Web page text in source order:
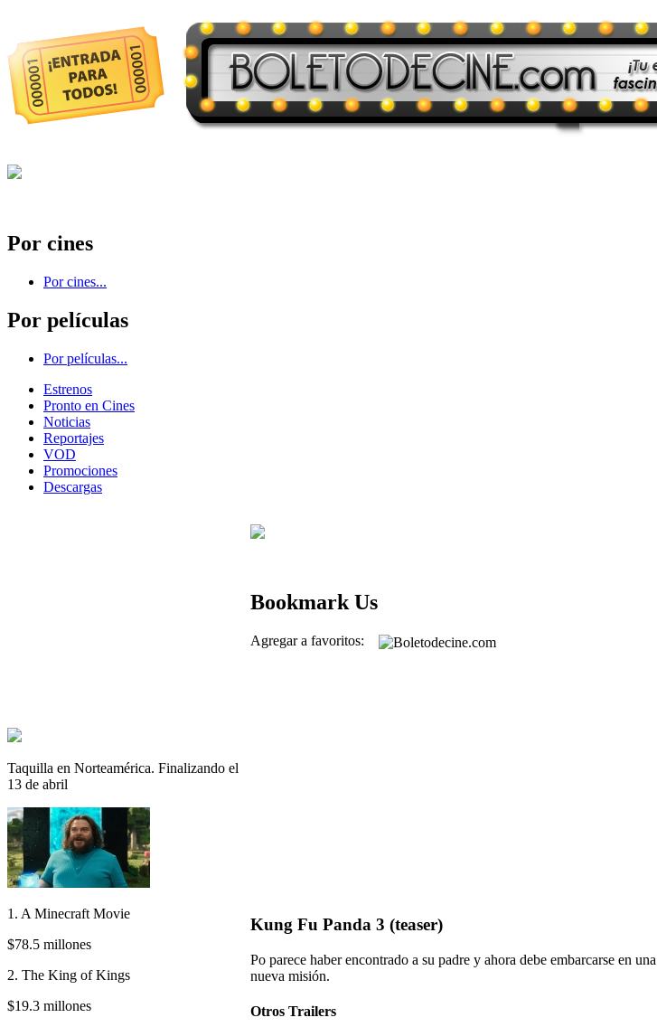
Por cines
Por cines...
Por películas
Por películas...
Estrenos
Pronto en Cines
Noticias
Reportajes
VOD
Promociones
Descargas
Taquilla en Norteamérica. Finalizando el
13 de abril
1. A Minecraft Movie
$78.5 millones
2. The King of Kings
$19.3 millones
Bookmark Us
Agregar a favoritos:
Kung Fu Panda 3 (teaser)
Po parece haber encontrado a su padre y ahora debe embarcarse en una
nueva misión.
Otros Trailers